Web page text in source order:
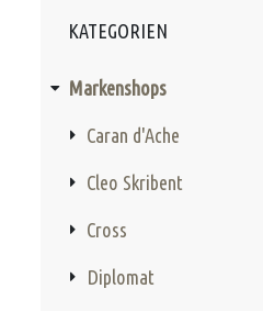
KATEGORIEN
Markenshops
Caran d'Ache
Cleo Skribent
Cross
Diplomat